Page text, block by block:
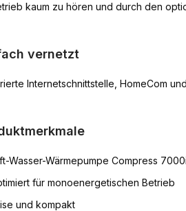
kaum zu hören und durch den
vernetzt
Internetschnittstelle, HomeCom
Wasser-Wärmepumpe Compress
für monoenergetischen Betrieb
und kompakt